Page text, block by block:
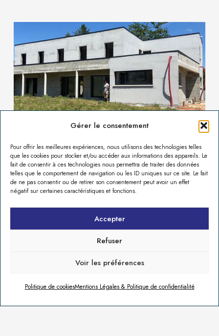
Gérer le consentement
Pour offrir les meilleures expériences, nous utilisons des technologies telles
que les cookies pour stocker et/ou accéder aux informations des appareils. Le
fait de consentir à ces technologies nous permettra de traiter des données
telles que le comportement de navigation ou les ID uniques sur ce site. Le fait
de ne pas consentir ou de retirer son consentement peut avoir un effet
négatif sur certaines caractéristiques et fonctions.
Accepter
Refuser
Voir les préférences
Politique de cookiesMentions Légales & Politique de confidentialité
Maison Architecte Bourges